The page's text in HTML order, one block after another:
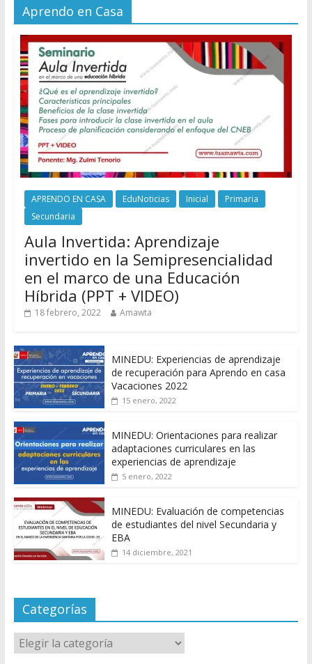
Aprendo en Casa
APRENDO EN CASA EduNoticias Inicial
Primaria
Secundaria
Aula Invertida: Aprendizaje
invertido en la Semipresencialidad
en el marco de una Educación
Híbrida (PPT + VIDEO)
18 febrero, 2022 Amawta
MINEDU: Experiencias de aprendizaje
de recuperación para Aprendo en casa
Vacaciones 2022
15 enero, 2022
MINEDU: Orientaciones para realizar
adaptaciones curriculares en las
experiencias de aprendizaje
5 enero, 2022
MINEDU: Evaluación de competencias
de estudiantes del nivel Secundaria y
EBA
14 diciembre, 2021
Categorías
Categorías